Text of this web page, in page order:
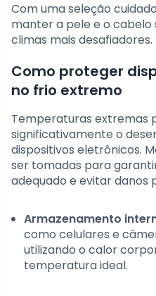
Com uma seleção
manter a pele e o cabelo
climas mais desafiadores.
Como proteger
no frio extremo
Temperaturas extremas
significativamente o
dispositivos eletrônicos.
ser tomadas para
adequado e evitar danos
Armazenamento
como celulares e
utilizando o calor
temperatura ideal.